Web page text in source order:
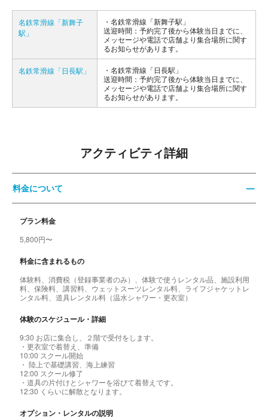
名鉄常滑線「新舞子
駅」
名鉄常滑線「新舞子駅」
送迎時間：予約完了後から体験当日までに、
メッセージや電話で店舗より集合場所に関す
るお知らせがあります。
名鉄常滑線「日長駅」
名鉄常滑線「日長駅」
送迎時間：予約完了後から体験当日までに、
メッセージや電話で店舗より集合場所に関す
るお知らせがあります。
アクティビティ詳細
料金について
プラン料金
5,800円〜
料金に含まれるもの
体験料、消費税（登録事業者のみ）、体験で使うレンタル品、施設利用
料、保険料、講習料、ウェットスーツレンタル料、ライフジャケットレ
ンタル料、道具レンタル料（温水シャワー・更衣室）
体験のスケジュール・詳細
9:30 お店に集合し、２階で受付をします。
・更衣室で着替え、準備
10:00 スクール開始
・ 陸上で基礎講習、海上練習
12:00 スクール修了
・道具の片付けとシャワーを浴びて着替えです。
12:30 くらいに解散となります。
オプション・レンタルの説明